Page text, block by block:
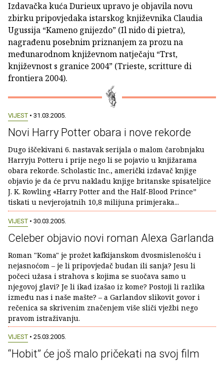
Izdavačka kuća Durieux upravo je objavila novu
zbirku pripovjedaka istarskog književnika Claudia
Ugussija “Kameno gnijezdo” (Il nido di pietra),
nagrađenu posebnim priznanjem za prozu na
međunarodnom književnom natječaju “Trst,
književnost s granice 2004” (Trieste, scritture di
frontiera 2004).
VIJEST • 31.03.2005.
Novi Harry Potter obara i nove rekorde
Dugo iščekivani 6. nastavak serijala o malom čarobnjaku
Harryju Potteru i prije nego li se pojavio u knjižarama
obara rekorde. Scholastic Inc., američki izdavač knjige
objavio je da će prvu nakladu knjige britanske spisateljice
J. K. Rowling «Harry Potter and the Half-Blood Prince”
tiskati u nevjerojatnih 10,8 milijuna primjeraka...
VIJEST • 30.03.2005.
Celeber objavio novi roman Alexa Garlanda
Roman "Koma" je prožet kafkijanskom dvosmislenošću i
nejasnoćom – je li pripovjedač budan ili sanja? Jesu li
počeci užasa i strahova s kojima se suočava samo u
njegovoj glavi? Je li ikad izašao iz kome? Postoji li razlika
između nas i naše mašte? – a Garlandov slikovit govor i
rečenica sa skrivenim značenjem više sliči vježbi nego
pravom istraživanju.
VIJEST • 25.03.2005.
“Hobit” će još malo pričekati na svoj film